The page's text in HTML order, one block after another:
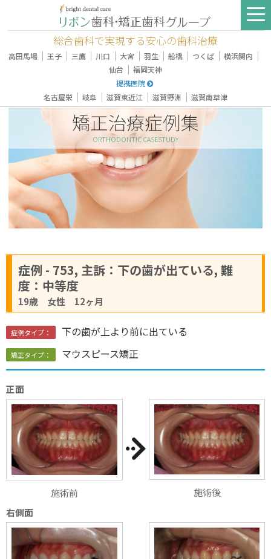
総合歯科で実現する安心の歯科治療
高田馬場 ｜ 王子 ｜ 三鷹 ｜ 川口 ｜ 大宮 ｜ 羽生 ｜ 船橋 ｜ つくば ｜ 横浜関内 ｜
仙台 ｜ 福岡天神
提携医院
名古屋栄 ｜ 岐阜 ｜ 滋賀東近江 ｜ 滋賀野洲 ｜ 滋賀南草津
矯正治療症例集
ORTHODONTIC CASESTUDY
症例 - 753, 主訴：下の歯が出ている, 難
度：中等度
19歳 女性 12ヶ月
症例タイプ： 下の歯が上より前に出ている
矯正タイプ： マウスピース矯正
正面
施術前
施術後
右側面